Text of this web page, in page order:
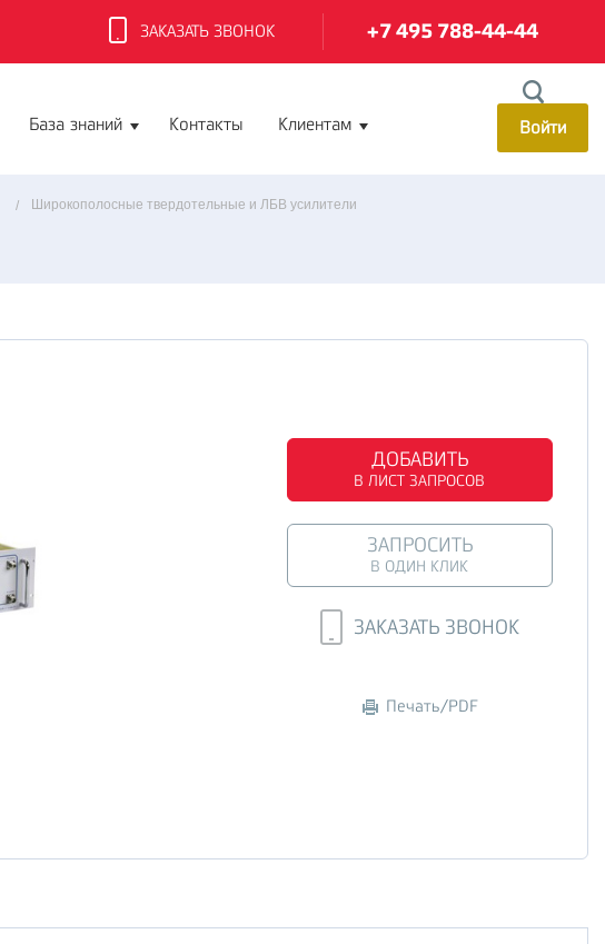
ЗАКАЗАТЬ ЗВОНОК +7 495 788-44-44
База знаний Контакты Клиентам Войти
Широкополосные твердотельные и ЛБВ усилители
ДОБАВИТЬ
В ЛИСТ ЗАПРОСОВ
ЗАПРОСИТЬ
В ОДИН КЛИК
ЗАКАЗАТЬ ЗВОНОК
Печать/PDF